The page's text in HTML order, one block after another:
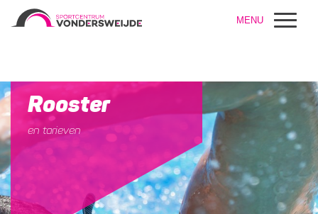
MENU
Rooster
en tarieven